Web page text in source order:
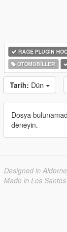
RAGE PLUGIN
OTOMOBILLER
Tarih: Dün
Dosya
deneyin.
Designed in
Made in Los Santos